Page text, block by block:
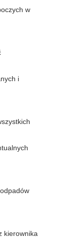
w
i
kierownika